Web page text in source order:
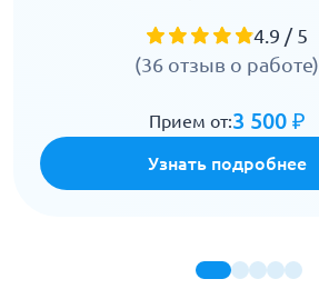
4.9 / 5
(36 отзыв о работе)
Прием от:3 500 ₽
Узнать подробнее